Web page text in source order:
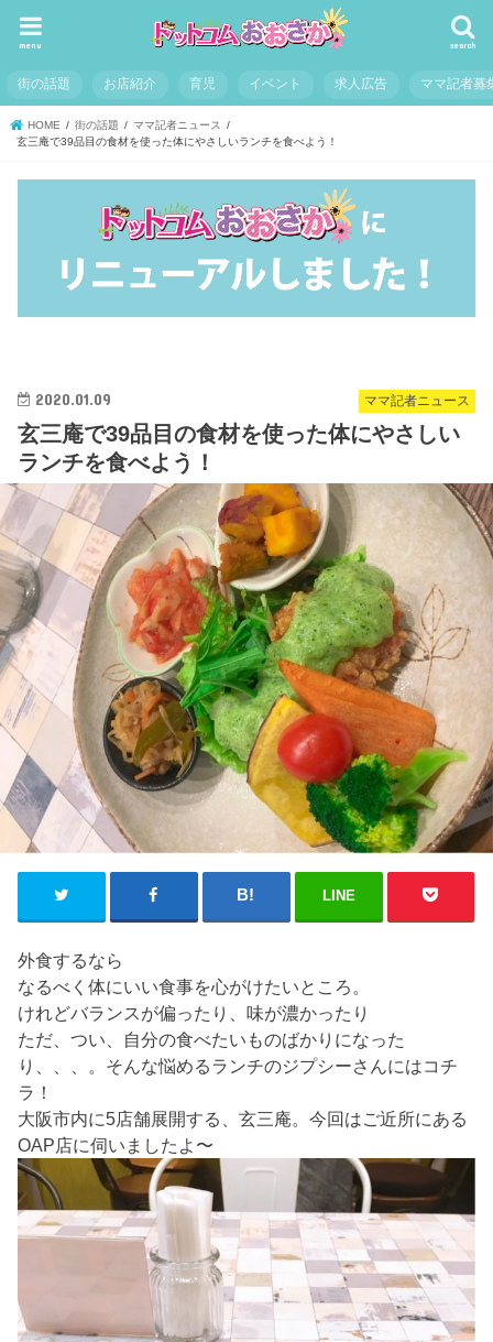
search
menu
街の話題 お店紹介 育児 イベント 求人広告 ママ記者募
HOME 街の話題
ママ記者ニュース
玄三庵で39品目の食材を使った体にやさしいランチを食べよう！
ママ記者ニュース
2020.01.09
玄三庵で39品目の食材を使った体にやさしい
ランチを食べよう！
LINE
外食するなら
なるべく体にいい食事を心がけたいところ。
けれどバランスが偏ったり、味が濃かったり
ただ、つい、自分の食べたいものばかりになった
り、、、。そんな悩めるランチのジプシーさんにはコチ
ラ！
大阪市内に5店舗展開する、玄三庵。今回はご近所にある
OAP店に伺いましたよ〜